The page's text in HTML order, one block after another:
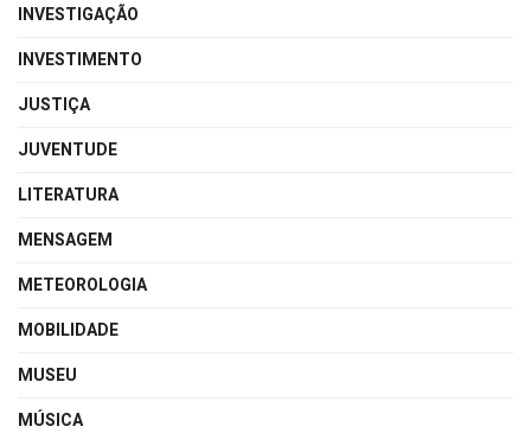
INVESTIGAÇÃO
INVESTIMENTO
JUSTIÇA
JUVENTUDE
LITERATURA
MENSAGEM
METEOROLOGIA
MOBILIDADE
MUSEU
MÚSICA